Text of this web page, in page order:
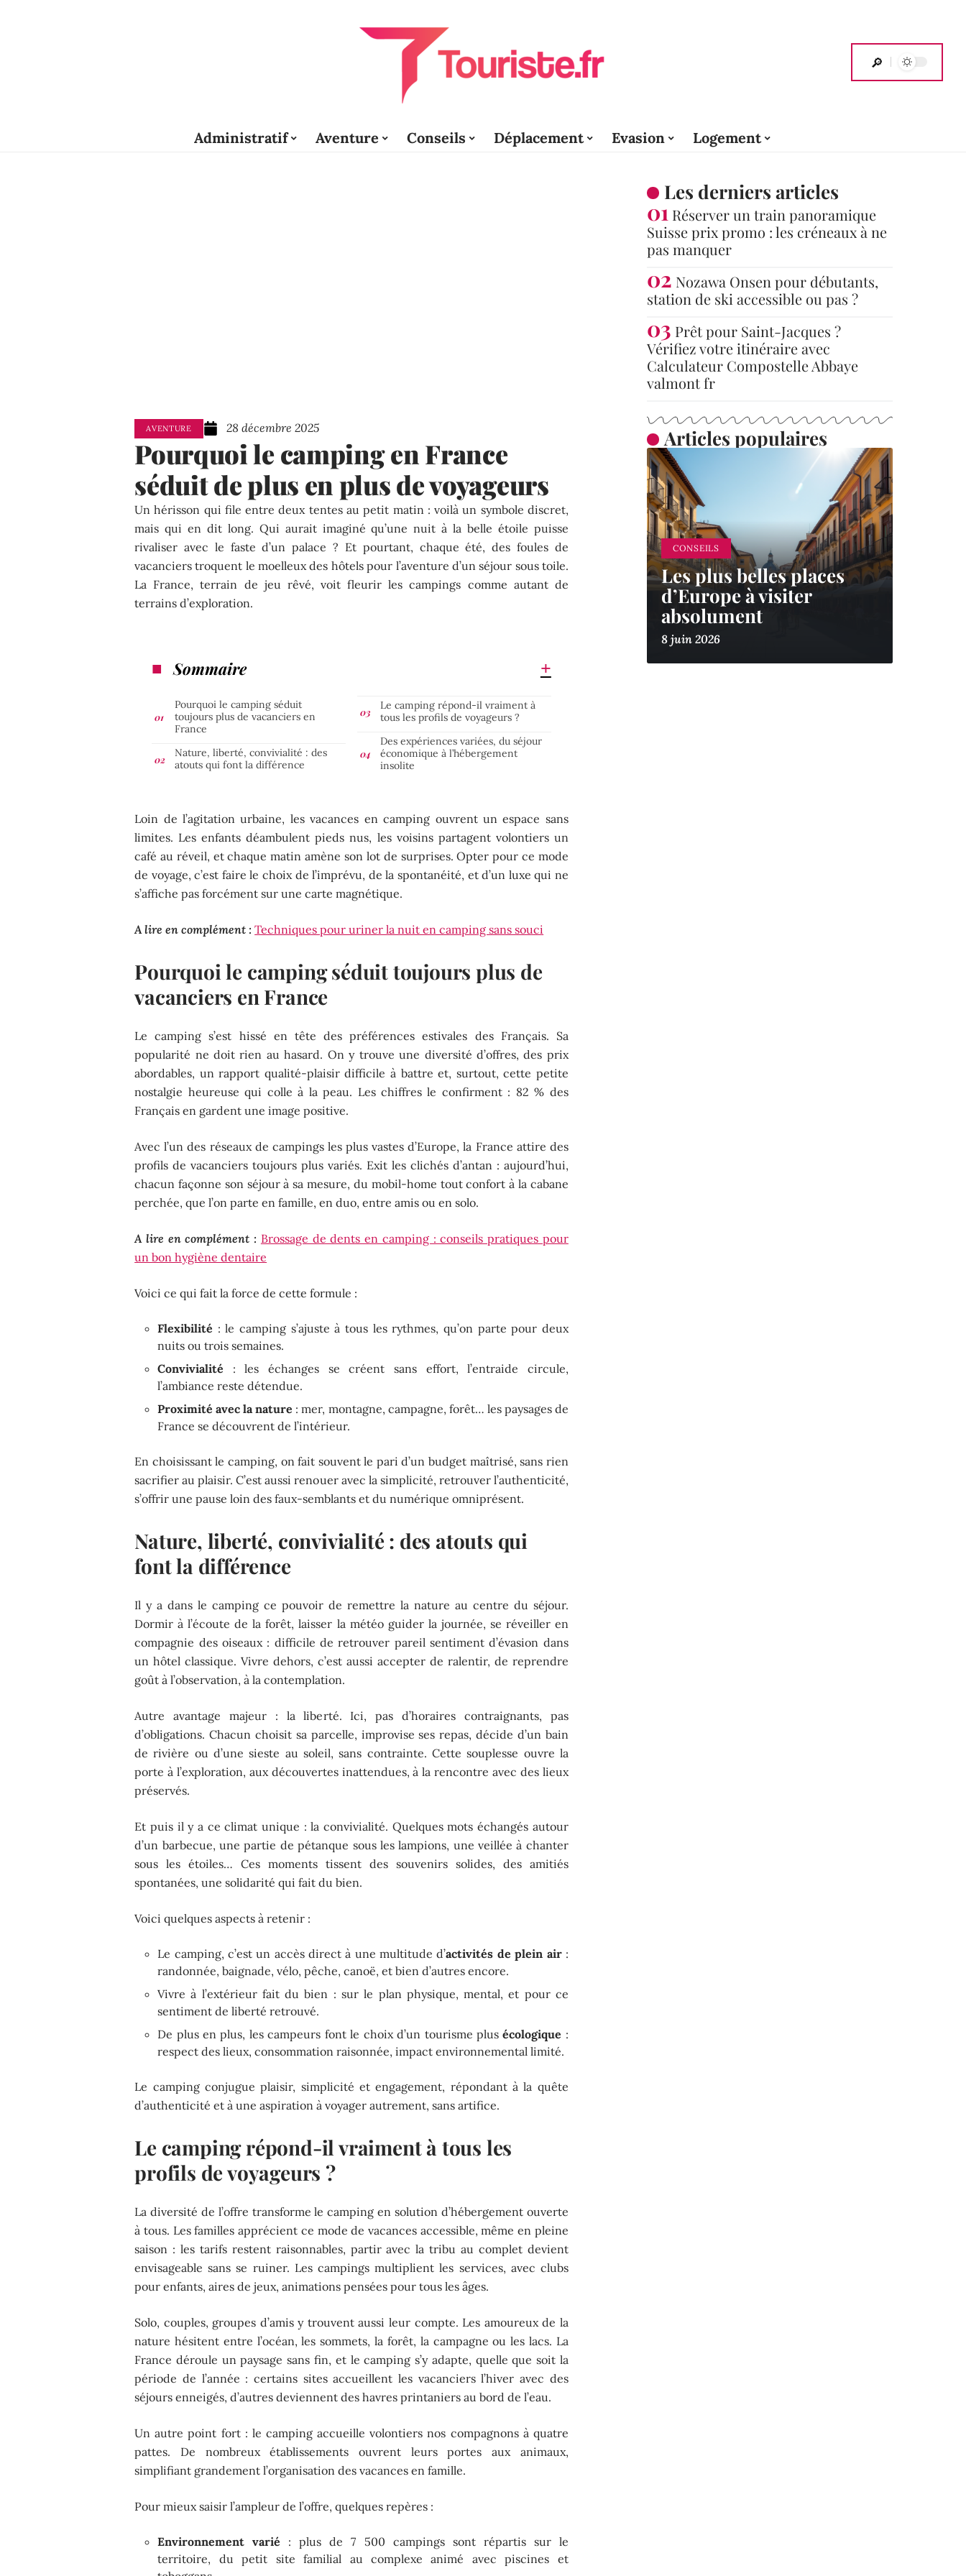
Administratif Aventure Conseils Déplacement Evasion Logement
AVENTURE 28 décembre 2025
Pourquoi le camping en France
séduit de plus en plus de voyageurs
Un hérisson qui file entre deux tentes au petit matin : voilà un symbole discret,
mais qui en dit long. Qui aurait imaginé qu’une nuit à la belle étoile puisse
rivaliser avec le faste d’un palace ? Et pourtant, chaque été, des foules de
vacanciers troquent le moelleux des hôtels pour l’aventure d’un séjour sous toile.
La France, terrain de jeu rêvé, voit fleurir les campings comme autant de
terrains d’exploration.
Sommaire
Pourquoi le camping séduit
toujours plus de vacanciers en
France
Nature, liberté, convivialité : des
atouts qui font la différence
Le camping répond-il vraiment à
tous les profils de voyageurs ?
Des expériences variées, du séjour
économique à l’hébergement
insolite
Loin de l’agitation urbaine, les vacances en camping ouvrent un espace sans
limites. Les enfants déambulent pieds nus, les voisins partagent volontiers un
café au réveil, et chaque matin amène son lot de surprises. Opter pour ce mode
de voyage, c’est faire le choix de l’imprévu, de la spontanéité, et d’un luxe qui ne
s’affiche pas forcément sur une carte magnétique.
A lire en complément : Techniques pour uriner la nuit en camping sans souci
Pourquoi le camping séduit toujours plus de
vacanciers en France
Le camping s’est hissé en tête des préférences estivales des Français. Sa
popularité ne doit rien au hasard. On y trouve une diversité d’offres, des prix
abordables, un rapport qualité-plaisir difficile à battre et, surtout, cette petite
nostalgie heureuse qui colle à la peau. Les chiffres le confirment : 82 % des
Français en gardent une image positive.
Avec l’un des réseaux de campings les plus vastes d’Europe, la France attire des
profils de vacanciers toujours plus variés. Exit les clichés d’antan : aujourd’hui,
chacun façonne son séjour à sa mesure, du mobil-home tout confort à la cabane
perchée, que l’on parte en famille, en duo, entre amis ou en solo.
A lire en complément : Brossage de dents en camping : conseils pratiques pour
un bon hygiène dentaire
Voici ce qui fait la force de cette formule :
Flexibilité : le camping s’ajuste à tous les rythmes, qu’on parte pour deux
nuits ou trois semaines.
Convivialité : les échanges se créent sans effort, l’entraide circule,
l’ambiance reste détendue.
Proximité avec la nature : mer, montagne, campagne, forêt… les paysages de
France se découvrent de l’intérieur.
En choisissant le camping, on fait souvent le pari d’un budget maîtrisé, sans rien
sacrifier au plaisir. C’est aussi renouer avec la simplicité, retrouver l’authenticité,
s’offrir une pause loin des faux-semblants et du numérique omniprésent.
Nature, liberté, convivialité : des atouts qui
font la différence
Il y a dans le camping ce pouvoir de remettre la nature au centre du séjour.
Dormir à l’écoute de la forêt, laisser la météo guider la journée, se réveiller en
compagnie des oiseaux : difficile de retrouver pareil sentiment d’évasion dans
un hôtel classique. Vivre dehors, c’est aussi accepter de ralentir, de reprendre
goût à l’observation, à la contemplation.
Autre avantage majeur : la liberté. Ici, pas d’horaires contraignants, pas
d’obligations. Chacun choisit sa parcelle, improvise ses repas, décide d’un bain
de rivière ou d’une sieste au soleil, sans contrainte. Cette souplesse ouvre la
porte à l’exploration, aux découvertes inattendues, à la rencontre avec des lieux
préservés.
Et puis il y a ce climat unique : la convivialité. Quelques mots échangés autour
d’un barbecue, une partie de pétanque sous les lampions, une veillée à chanter
sous les étoiles… Ces moments tissent des souvenirs solides, des amitiés
spontanées, une solidarité qui fait du bien.
Voici quelques aspects à retenir :
Le camping, c’est un accès direct à une multitude d’activités de plein air:
randonnée, baignade, vélo, pêche, canoë, et bien d’autres encore.
Vivre à l’extérieur fait du bien : sur le plan physique, mental, et pour ce
sentiment de liberté retrouvé.
De plus en plus, les campeurs font le choix d’un tourisme plusécologique :
respect des lieux, consommation raisonnée, impact environnemental limité.
Le camping conjugue plaisir, simplicité et engagement, répondant à la quête
d’authenticité et à une aspiration à voyager autrement, sans artifice.
Le camping répond-il vraiment à tous les
profils de voyageurs ?
La diversité de l’offre transforme le camping en solution d’hébergement ouverte
à tous. Les familles apprécient ce mode de vacances accessible, même en pleine
saison : les tarifs restent raisonnables, partir avec la tribu au complet devient
envisageable sans se ruiner. Les campings multiplient les services, avec clubs
pour enfants, aires de jeux, animations pensées pour tous les âges.
Solo, couples, groupes d’amis y trouvent aussi leur compte. Les amoureux de la
nature hésitent entre l’océan, les sommets, la forêt, la campagne ou les lacs. La
France déroule un paysage sans fin, et le camping s’y adapte, quelle que soit la
période de l’année : certains sites accueillent les vacanciers l’hiver avec des
séjours enneigés, d’autres deviennent des havres printaniers au bord de l’eau.
Un autre point fort : le camping accueille volontiers nos compagnons à quatre
pattes. De nombreux établissements ouvrent leurs portes aux animaux,
simplifiant grandement l’organisation des vacances en famille.
Pour mieux saisir l’ampleur de l’offre, quelques repères :
Environnement varié : plus de 7 500 campings sont répartis sur le
territoire, du petit site familial au complexe animé avec piscines et
Les derniers articles
Réserver un train panoramique
Suisse prix promo : les créneaux à ne
pas manquer
Nozawa Onsen pour débutants,
station de ski accessible ou pas ?
Prêt pour Saint-Jacques ?
Vérifiez votre itinéraire avec
Calculateur Compostelle Abbaye
valmont fr
Articles populaires
CONSEILS
Les plus belles places
d’Europe à visiter
absolument
8 juin 2026